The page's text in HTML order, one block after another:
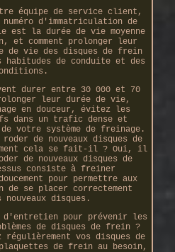
équipe de service client,
d'immatriculation de
est la durée de vie moyenne
et comment prolonger leur
de vie des disques de frein
de conduite et des
durer entre 30 000 et 70
leur durée de vie,
en douceur, évitez les
dans un trafic dense et
votre système de freinage.
de nouveaux disques de
cela se fait-il ? Oui, il
de nouveaux disques de
consiste à freiner
pour permettre aux
de se placer correctement
disques.
pour prévenir les
de disques de frein ?
vos disques de
de frein au besoin,